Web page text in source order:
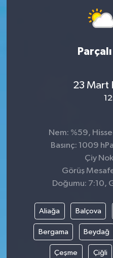
23 Mart
Nem: %59,
Basınç: 1009
Çiy
Görüş
Doğumu: 7:10,
Aliağa Balçova
Bergama Beydağ
Çeşme Çiğli
RESMİ İLANLAR
SOLHAN
YAYLADERE
YEDİSU